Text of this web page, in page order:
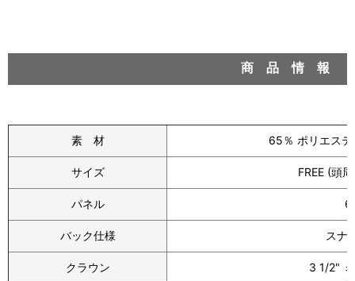
商 品 情 報
素 材 65％ ポリエス
サイズ FREE (頭
パネル 6
バック仕様 スナ
クラウン 3 1/2"